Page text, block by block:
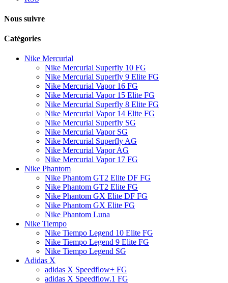
Nous suivre
Catégories
Nike Mercurial
Nike Mercurial Superfly 10 FG
Nike Mercurial Superfly 9 Elite FG
Nike Mercurial Vapor 16 FG
Nike Mercurial Vapor 15 Elite FG
Nike Mercurial Superfly 8 Elite FG
Nike Mercurial Vapor 14 Elite FG
Nike Mercurial Superfly SG
Nike Mercurial Vapor SG
Nike Mercurial Superfly AG
Nike Mercurial Vapor AG
Nike Mercurial Vapor 17 FG
Nike Phantom
Nike Phantom GT2 Elite DF FG
Nike Phantom GT2 Elite FG
Nike Phantom GX Elite DF FG
Nike Phantom GX Elite FG
Nike Phantom Luna
Nike Tiempo
Nike Tiempo Legend 10 Elite FG
Nike Tiempo Legend 9 Elite FG
Nike Tiempo Legend SG
Adidas X
adidas X Speedflow+ FG
adidas X Speedflow.1 FG